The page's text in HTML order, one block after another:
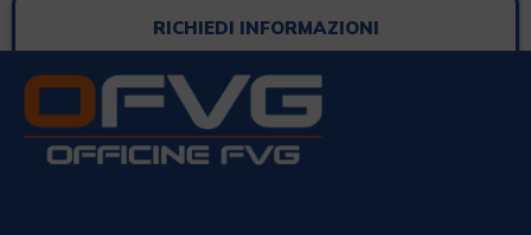
RICHIEDI INFORMAZIONI